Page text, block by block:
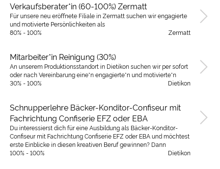
Verkaufsberater*in (60-100%) Zermatt
Für unsere neu eröffnete Filiale in Zermatt suchen wir engagierte
und motivierte Persönlichkeiten als
80% - 100%
Zermatt
Mitarbeiter*in Reinigung (30%)
An unserem Produktionsstandort in Dietikon suchen wir per sofort
oder nach Vereinbarung eine*n engagierte*n und motivierte*n
30% - 100%
Dietikon
Schnupperlehre Bäcker-Konditor-Confiseur mit
Fachrichtung Confiserie EFZ oder EBA
Du interessierst dich für eine Ausbildung als Bäcker-Konditor-
Confiseur mit Fachrichtung Confiserie EFZ oder EBA und möchtest
erste Einblicke in diesen kreativen Beruf gewinnen? Dann
100% - 100%
Dietikon